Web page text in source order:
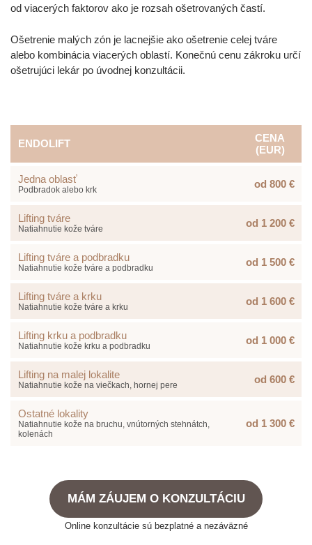
od viacerých faktorov ako je rozsah ošetrovaných častí.
Ošetrenie malých zón je lacnejšie ako ošetrenie celej tváre
alebo kombinácia viacerých oblastí. Konečnú cenu zákroku určí
ošetrujúci lekár po úvodnej konzultácii.
ENDOLIFT
CENA
(EUR)
Jedna oblasť
Podbradok alebo krk od 800 €
Lifting tváre
Natiahnutie kože tváre od 1 200 €
Lifting tváre a podbradku
Natiahnutie kože tváre a podbradku od 1 500 €
Lifting tváre a krku
Natiahnutie kože tváre a krku od 1 600 €
Lifting krku a podbradku
Natiahnutie kože krku a podbradku od 1 000 €
Lifting na malej lokalite
Natiahnutie kože na viečkach, hornej pere od 600 €
Ostatné lokality
Natiahnutie kože na bruchu, vnútorných stehnátch,
kolenách
od 1 300 €
MÁM ZÁUJEM O KONZULTÁCIU
Online konzultácie sú bezplatné a nezáväzné